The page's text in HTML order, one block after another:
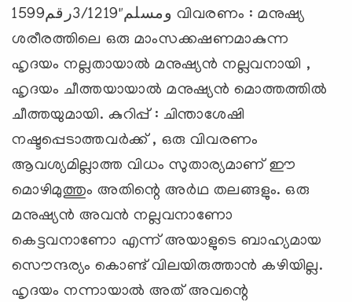
ومسلم"3/1219رقم1599 വിവരണം : മനുഷ്യ
ശരീരത്തിലെ ഒരു മാംസക്കഷണമാകുന്ന
ഹൃദയം നല്ലതായാൽ മനുഷ്യൻ നല്ലവനായി ,
ഹൃദയം ചീത്തയായാൽ മനുഷ്യൻ മൊത്തത്തിൽ
ചീത്തയുമായി. കുറിപ്പ് : ചിന്താശേഷി
നഷ്ടപ്പെടാത്തവർക്ക് , ഒരു വിവരണം
ആവശ്യമില്ലാത്ത വിധം സുതാര്യമാണ് ഈ
മൊഴിമുത്തും അതിന്റെ അർഥ തലങ്ങളും. ഒരു
മനുഷ്യൻ അവൻ നല്ലവനാണോ
കെട്ടവനാണോ എന്ന് അയാളുടെ ബാഹ്യമായ
സൌന്ദര്യം കൊണ്ട് വിലയിരുത്താൻ കഴിയില്ല.
ഹൃദയം നന്നായാൽ അത് അവന്റെ